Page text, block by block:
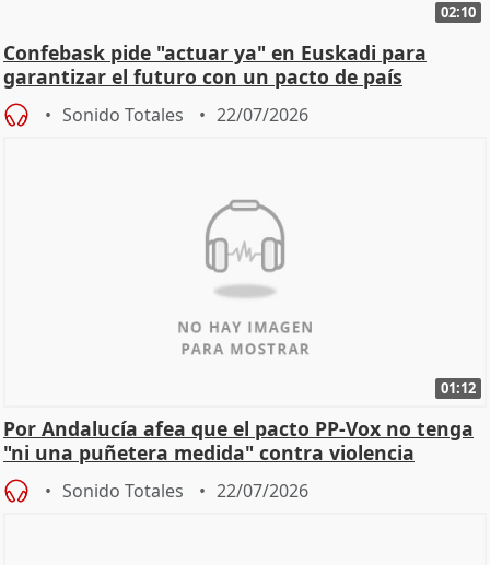
02:10
Confebask pide "actuar ya" en Euskadi para
garantizar el futuro con un pacto de país
Sonido Totales 22/07/2026
01:12
Por Andalucía afea que el pacto PP-Vox no tenga
"ni una puñetera medida" contra violencia
machista
Sonido Totales 22/07/2026